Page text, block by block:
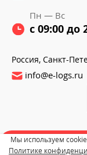
Мы используем
Политике
Пн — Вс
с 09:00 до
Россия, Санкт-
info@e-logs.ru